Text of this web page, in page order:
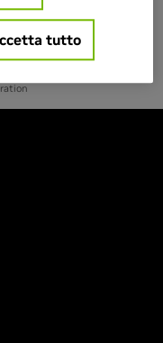
Contatti
tutto